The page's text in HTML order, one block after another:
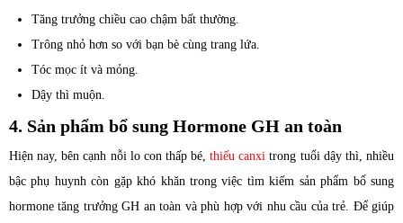
Tăng trưởng chiều cao chậm bất thường.
Trông nhỏ hơn so với bạn bè cùng trang lứa.
Tóc mọc ít và mỏng.
Dậy thì muộn.
4. Sản phẩm bổ sung Hormone GH an toàn
Hiện nay, bên cạnh nỗi lo con thấp bé,thiếu canxi trong tuổi dậy thì, nhiều
bậc phụ huynh còn gặp khó khăn trong việc tìm kiếm sản phẩm bổ sung
hormone tăng trưởng GH an toàn và phù hợp với nhu cầu của trẻ. Để giúp